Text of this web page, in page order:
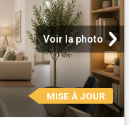
Voir la photo
MISE À JOUR